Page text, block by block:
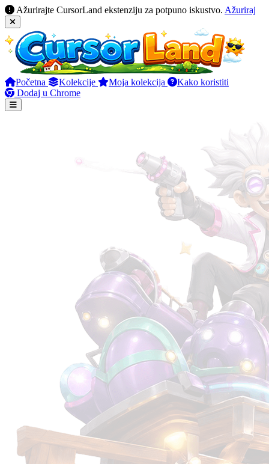
Ažurirajte CursorLand ekstenziju za potpuno iskustvo. Ažuriraj
Početna Kolekcije Moja kolekcija
Kako koristiti
Dodaj u Chrome